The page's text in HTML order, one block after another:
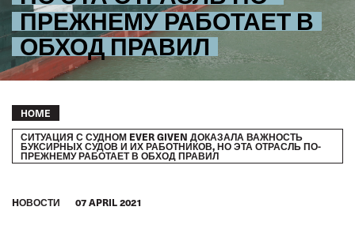
ПРЕЖНЕМУ РАБОТАЕТ В
ОБХОД ПРАВИЛ
Breadcrumb
HOME
СИТУАЦИЯ С СУДНОМ EVER GIVEN ДОКАЗАЛА ВАЖНОСТЬ
БУКСИРНЫХ СУДОВ И ИХ РАБОТНИКОВ, НО ЭТА ОТРАСЛЬ ПО-
ПРЕЖНЕМУ РАБОТАЕТ В ОБХОД ПРАВИЛ
HОВОСТИ 07 APRIL 2021